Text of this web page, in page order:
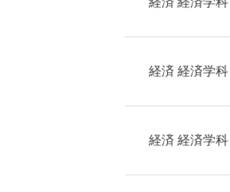
経済 経済学科
経済 経済学科